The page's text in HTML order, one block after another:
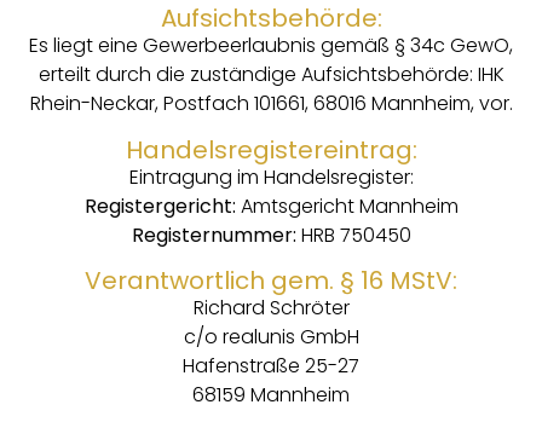
Aufsichtsbehörde:
Es liegt eine Gewerbeerlaubnis gemäß § 34c GewO,
erteilt durch die zuständige Aufsichtsbehörde: IHK
Rhein-Neckar, Postfach 101661, 68016 Mannheim, vor.
Handelsregistereintrag:
Eintragung im Handelsregister:
Registergericht: Amtsgericht Mannheim
Registernummer: HRB 750450
Verantwortlich gem. § 16 MStV:
Richard Schröter
c/o realunis GmbH
Hafenstraße 25-27
68159 Mannheim